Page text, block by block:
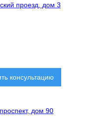
проезд, дом 3
консультацию
дом 90